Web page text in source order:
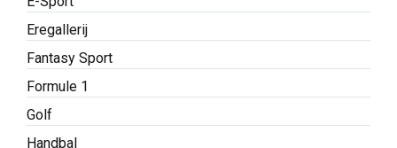
Eregallerij
Fantasy Sport
Formule 1
Golf
Handbal